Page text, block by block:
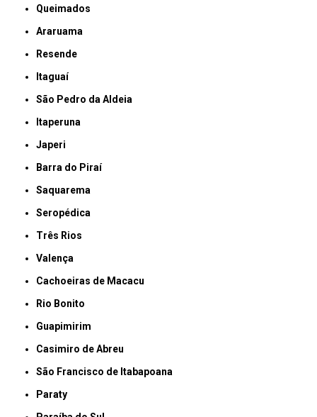
Queimados
Araruama
Resende
Itaguaí
São Pedro da Aldeia
Itaperuna
Japeri
Barra do Piraí
Saquarema
Seropédica
Três Rios
Valença
Cachoeiras de Macacu
Rio Bonito
Guapimirim
Casimiro de Abreu
São Francisco de Itabapoana
Paraty